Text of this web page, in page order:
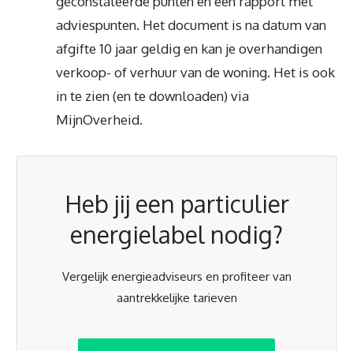
adviespunten. Het document is na datum van
afgifte 10 jaar geldig en kan je overhandigen
verkoop- of verhuur van de woning. Het is ook
in te zien (en te downloaden) via
MijnOverheid.
Heb jij een particulier
energielabel nodig?
Vergelijk energieadviseurs en profiteer van
aantrekkelijke tarieven